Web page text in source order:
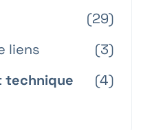
(29)
liens
(3)
technique
(4)